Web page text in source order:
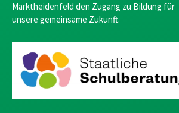
Marktheidenfeld den Zugang zu Bildung für
unsere gemeinsame Zukunft.